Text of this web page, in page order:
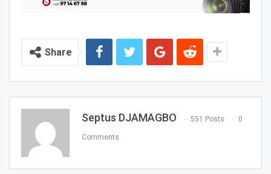
Share
Septus DJAMAGBO 551 Posts 0
Comments